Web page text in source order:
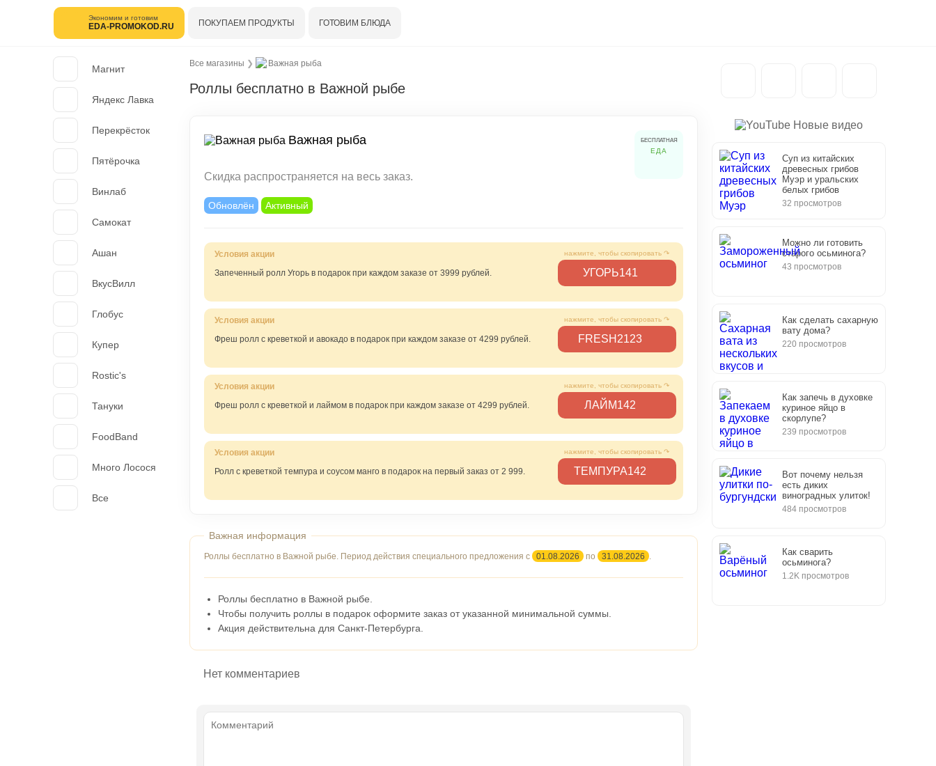
Экономим и готовим
EDA-PROMOKOD.RU ПОКУПАЕМ ПРОДУКТЫ ГОТОВИМ БЛЮДА
Магнит
Яндекс Лавка
Перекрёсток
Пятёрочка
Винлаб
Самокат
Ашан
ВкусВилл
Глобус
Купер
Rostic's
Тануки
FoodBand
Много Лосося
Все
Все магазины ❯ Важная рыба
Роллы бесплатно в Важной рыбе
Важная рыба БЕСПЛАТНАЯ
ЕДА
Скидка распространяется на весь заказ.
Обновлён Активный
Запеченный ролл Угорь в подарок при каждом заказе от 3999 рублей. УГОРЬ141
Фреш ролл с креветкой и авокадо в подарок при каждом заказе от 4299 рублей. FRESH2123
Фреш ролл с креветкой и лаймом в подарок при каждом заказе от 4299 рублей. ЛАЙМ142
Ролл с креветкой темпура и соусом манго в подарок на первый заказ от 2 999. ТЕМПУРА142
Роллы бесплатно в Важной рыбе. Период действия специального предложения с 01.08.2026 по 31.08.2026 .
Роллы бесплатно в Важной рыбе.
Чтобы получить роллы в подарок оформите заказ от указанной минимальной суммы.
Акция действительна для Санкт-Петербурга.
Нет комментариев
Новые видео
Суп из китайских
древесных грибов
Муэр и уральских
белых грибов
32 просмотров
Можно ли готовить
старого осьминога?
43 просмотров
Как сделать сахарную
вату дома?
220 просмотров
Как запечь в духовке
куриное яйцо в
скорлупе?
239 просмотров
Вот почему нельзя
есть диких
виноградных улиток!
484 просмотров
Как сварить
осьминога?
1.2K просмотров